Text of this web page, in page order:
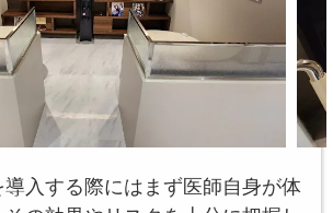
入する際にはまず医師自身が体